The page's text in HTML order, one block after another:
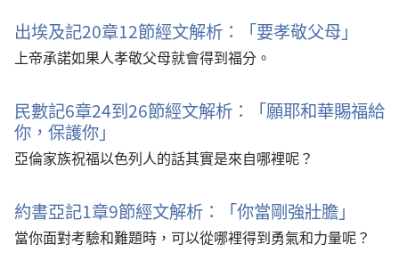
出埃及記20章12節經文解析：「要孝敬父母」
上帝承諾如果人孝敬父母就會得到福分。
民數記6章24到26節經文解析：「願耶和華賜福給
你，保護你」
亞倫家族祝福以色列人的話其實是來自哪裡呢？
約書亞記1章9節經文解析：「你當剛強壯膽」
當你面對考驗和難題時，可以從哪裡得到勇氣和力量呢？